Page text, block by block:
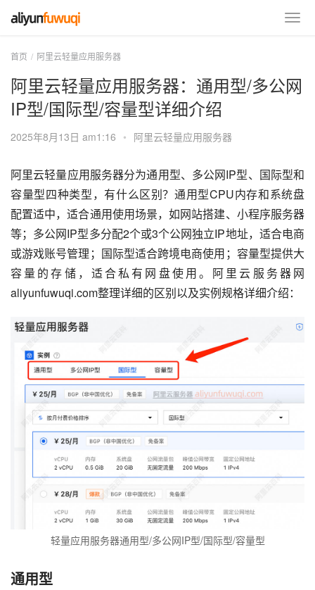
首页 阿里云轻量应用服务器
阿里云轻量应用服务器：通用型/多公网
IP型/国际型/容量型详细介绍
2025年8月13日 am1:16 • 阿里云轻量应用服务器
阿里云轻量应用服务器分为通用型、多公网IP型、国际型和
容量型四种类型，有什么区别？通用型CPU内存和系统盘
配置适中，适合通用使用场景，如网站搭建、小程序服务器
等；多公网IP型多分配2个或3个公网独立IP地址，适合电商
或游戏账号管理；国际型适合跨境电商使用；容量型提供大
容量的存储，适合私有网盘使用。阿里云服务器网
aliyunfuwuqi.com整理详细的区别以及实例规格详细介绍：
轻量应用服务器通用型/多公网IP型/国际型/容量型
通用型